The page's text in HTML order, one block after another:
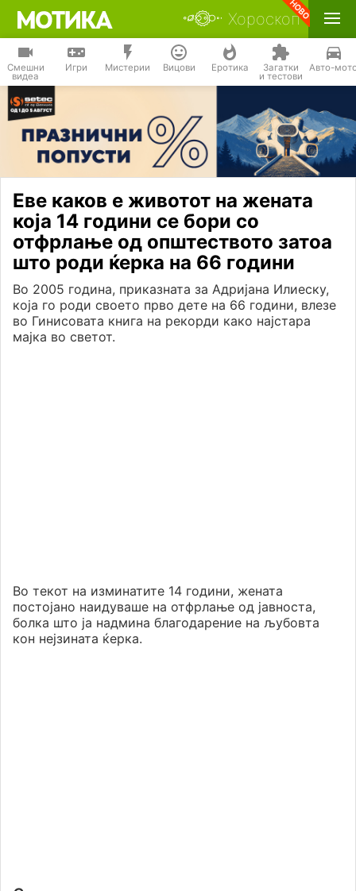
Хороскоп
Смешни
видеа
Игри Мистерии Вицови Еротика Загатки
и тестови
Авто-
Еве каков е животот на жената
која 14 години се бори со
отфрлање од општеството затоа
што роди ќерка на 66 години
Во 2005 година, приказната за Адријана Илиеску,
која го роди своето прво дете на 66 години, влезе
во Гинисовата книга на рекорди како најстара
мајка во светот.
Во текот на изминатите 14 години, жената
постојано наидуваше на отфрлање од јавноста,
болка што ја надмина благодарение на љубовта
кон нејзината ќерка.